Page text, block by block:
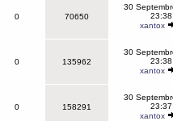
0 70650
30
23:38
xantox
0 135962
30
23:38
xantox
0 158291
30
23:37
xantox